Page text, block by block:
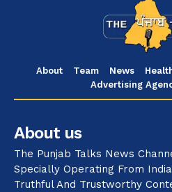
About Team News
Advertising
About us
The Punjab Talks News
Specially Operating From
Truthful And Trustworthy